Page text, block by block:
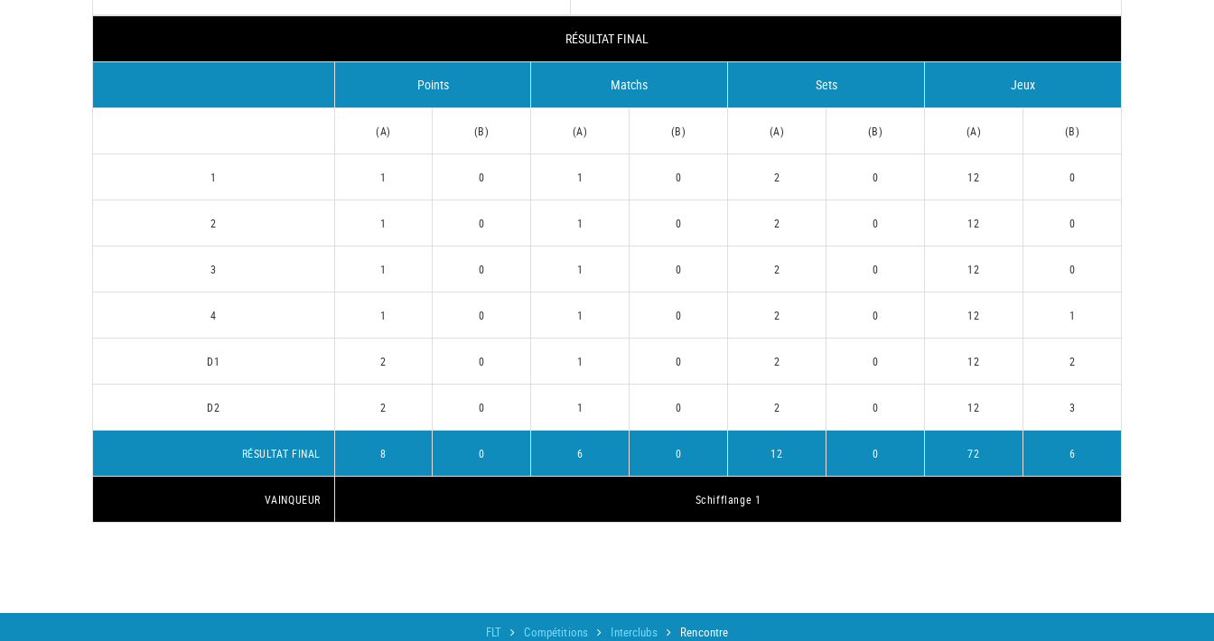
RÉSULTAT FINAL
Points Matchs Sets Jeux
(A) (B) (A) (B) (A) (B) (A) (B)
1 1 0 1 0 2 0 12 0
2 1 0 1 0 2 0 12 0
3 1 0 1 0 2 0 12 0
4 1 0 1 0 2 0 12 1
D1 2 0 1 0 2 0 12 2
D2 2 0 1 0 2 0 12 3
RÉSULTAT FINAL 8 0 6 0 12 0 72 6
VAINQUEUR Schifflange 1
FLT Compétitions Interclubs Rencontre